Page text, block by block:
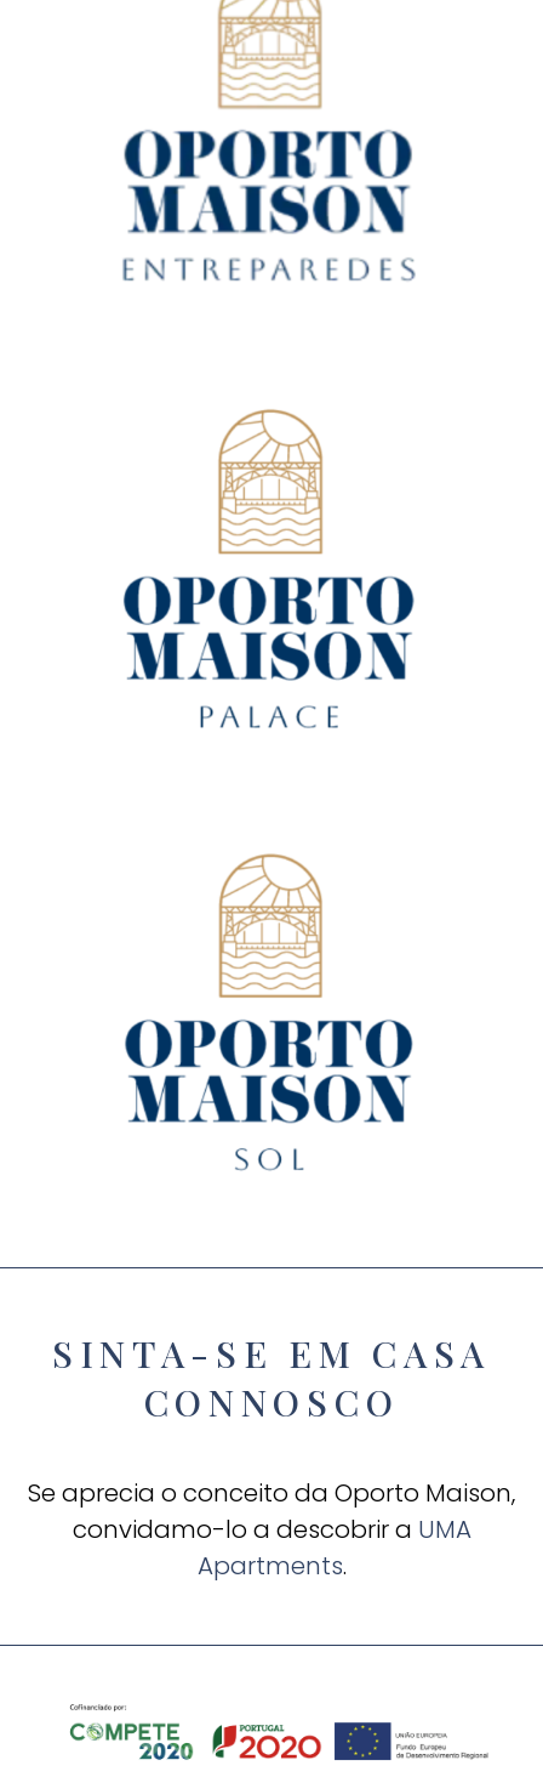
SINTA-SE EM CASA
CONNOSCO
Se aprecia o conceito da Oporto Maison,
convidamo-lo a descobrir a UMA
Apartments.